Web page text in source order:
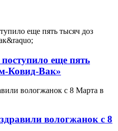
еще пять
Ковид-Вак»
вологжанок с 8